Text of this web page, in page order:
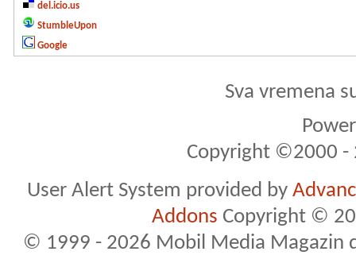
del.icio.us
StumbleUpon
Google
Sva vremena
Copyright ©2000 -
User Alert System provided by
Addons Copyright ©
© 1999 - 2026 Mobil Media Magazin